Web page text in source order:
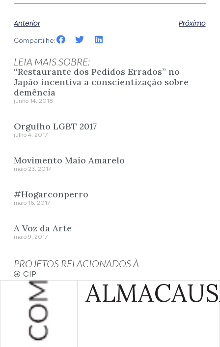
Anterior Próximo
Compartilhe:
LEIA MAIS SOBRE:
“Restaurante dos Pedidos Errados” no
Japão incentiva a conscientização sobre
demência
junho 14, 2018
Orgulho LGBT 2017
julho 4, 2017
Movimento Maio Amarelo
maio 23, 2017
#Hogarconperro
maio 16, 2017
A Voz da Arte
maio 9, 2017
PROJETOS RELACIONADOS À
CIP
ALMA